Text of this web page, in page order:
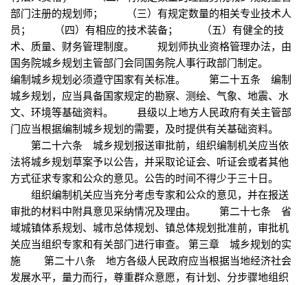
部门注册的规划师； （三）有规定数量的相关专业技术人
员； （四）有相应的技术装备； （五）有健全的技
术、质量、财务管理制度。 规划师执业资格管理办法，由
国务院城乡规划主管部门会同国务院人事行政部门制定。
编制城乡规划必须遵守国家有关标准。 第二十五条 编制
城乡规划，应当具备国家规定的勘察、测绘、气象、地震、水
文、环境等基础资料。 县级以上地方人民政府有关主管部
门应当根据编制城乡规划的需要，及时提供有关基础资料。
第二十六条 城乡规划报送审批前，组织编制机关应当依
法将城乡规划草案予以公告，并采取论证会、听证会或者其他
方式征求专家和公众的意见。公告的时间不得少于三十日。
组织编制机关应当充分考虑专家和公众的意见，并在报送
审批的材料中附具意见采纳情况及理由。 第二十七条 省
域城镇体系规划、城市总体规划、镇总体规划批准前，审批机
关应当组织专家和有关部门进行审查。 第三章 城乡规划的实
施 第二十八条 地方各级人民政府应当根据当地经济社会
发展水平，量力而行，尊重群众意愿，有计划、分步骤地组织